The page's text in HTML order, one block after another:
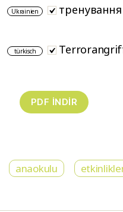
Ukrainien
türkisch
anaokulu